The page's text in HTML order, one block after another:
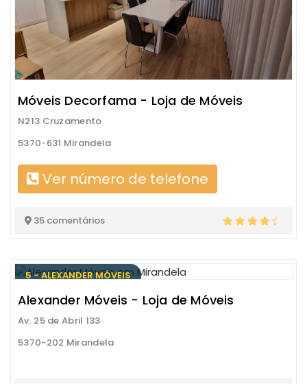
Móveis Decorfama - Loja de Móveis
N213 Cruzamento
5370-631 Mirandela
Ver número de telefone
35 comentários
5 - ALEXANDER MÓVEIS
Alexander Móveis - Loja de Móveis
Av. 25 de Abril 133
5370-202 Mirandela